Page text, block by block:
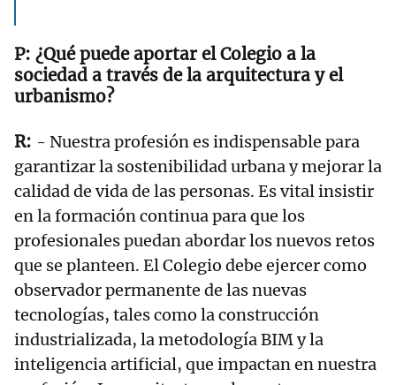
¿Qué puede aportar el Colegio a la
sociedad a través de la arquitectura y el
urbanismo?
- Nuestra profesión es indispensable para
garantizar la sostenibilidad urbana y mejorar la
calidad de vida de las personas. Es vital insistir
en la formación continua para que los
profesionales puedan abordar los nuevos retos
que se planteen. El Colegio debe ejercer como
observador permanente de las nuevas
tecnologías, tales como la construcción
industrializada, la metodología BIM y la
inteligencia artificial, que impactan en nuestra